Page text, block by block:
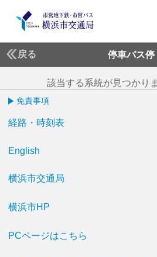
戻る 停車バス停
該当する系統が見つかり
免責事項
経路・時刻表
English
横浜市交通局
横浜市HP
PCページはこちら